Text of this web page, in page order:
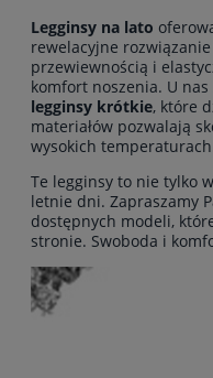
Legginsy na lato
rewelacyjne
przewiewnością i
komfort noszenia. U
legginsy krótkie, które
materiałów pozwalają
wysokich
Te legginsy to nie tylko
letnie dni. Zapraszamy
dostępnych modeli,
stronie. Swoboda i